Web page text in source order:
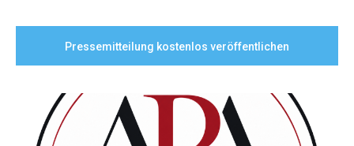
Pressemitteilung kostenlos veröffentlichen